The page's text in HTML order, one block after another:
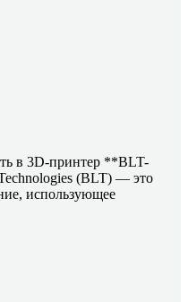
в 3D-принтер **BLT-
(BLT) — это
использующее